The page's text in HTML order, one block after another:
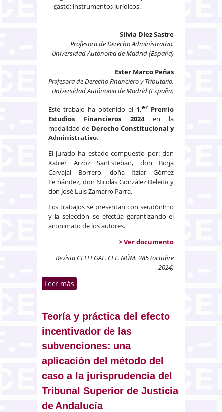
gasto; instrumentos jurídicos.
Silvia Díez Sastre
Profesora de Derecho Administrativo.
Universidad Autónoma de Madrid (España)
Ester Marco Peñas
Profesora de Derecho Financiero y Tributario.
Universidad Autónoma de Madrid (España)
Este trabajo ha obtenido el 1.er Premio
Estudios Financieros 2024en la
modalidad de Derecho Constitucional y
Administrativo.
El jurado ha estado compuesto por: don
Xabier Arzoz Santisteban, don Borja
Carvajal Borrero, doña Itzíar Gómez
Fernández, don Nicolás González Deleito y
don José Luis Zamarro Parra.
Los trabajos se presentan con seudónimo
y la selección se efectúa garantizando el
anonimato de los autores.
> Ver documento
Revista CEFLEGAL. CEF. NÚM. 285 (octubre
2024)
Leer más
derecho público a través de un
nuevo spending power?
Teoría y práctica del efecto
incentivador de las
subvenciones: una
aplicación del método del
caso a la jurisprudencia del
Tribunal Superior de Justicia
de Andalucía